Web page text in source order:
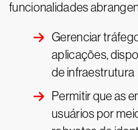
funcionalidades
Gerenciar
aplicações,
de infraestrutura
Permitir que as
usuários por